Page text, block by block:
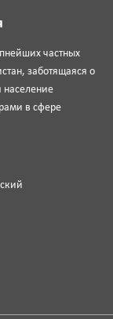
частных
заботящаяся о
в сфере